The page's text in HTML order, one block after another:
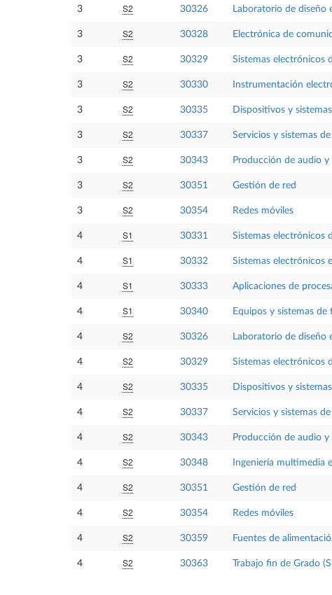
3 S2 30326 Laboratorio de diseño
3 S2 30328 Electrónica de
3 S2 30329 Sistemas electrónicos
3 S2 30330 Instrumentación
3 S2 30335 Dispositivos y
3 S2 30337 Servicios y sistemas
3 S2 30343 Producción de audio y
3 S2 30351 Gestión de red
3 S2 30354 Redes móviles
4 S1 30331 Sistemas electrónicos
4 S1 30332 Sistemas electrónicos
4 S1 30333 Aplicaciones de
4 S1 30340 Equipos y sistemas de
4 S2 30326 Laboratorio de diseño
4 S2 30329 Sistemas electrónicos
4 S2 30335 Dispositivos y
4 S2 30337 Servicios y sistemas
4 S2 30343 Producción de audio y
4 S2 30348 Ingeniería multimedia
4 S2 30351 Gestión de red
4 S2 30354 Redes móviles
4 S2 30359 Fuentes de
4 S2 30363 Trabajo fin de Grado